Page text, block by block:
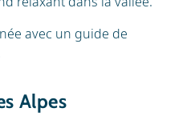
avec un guide de
Alpes